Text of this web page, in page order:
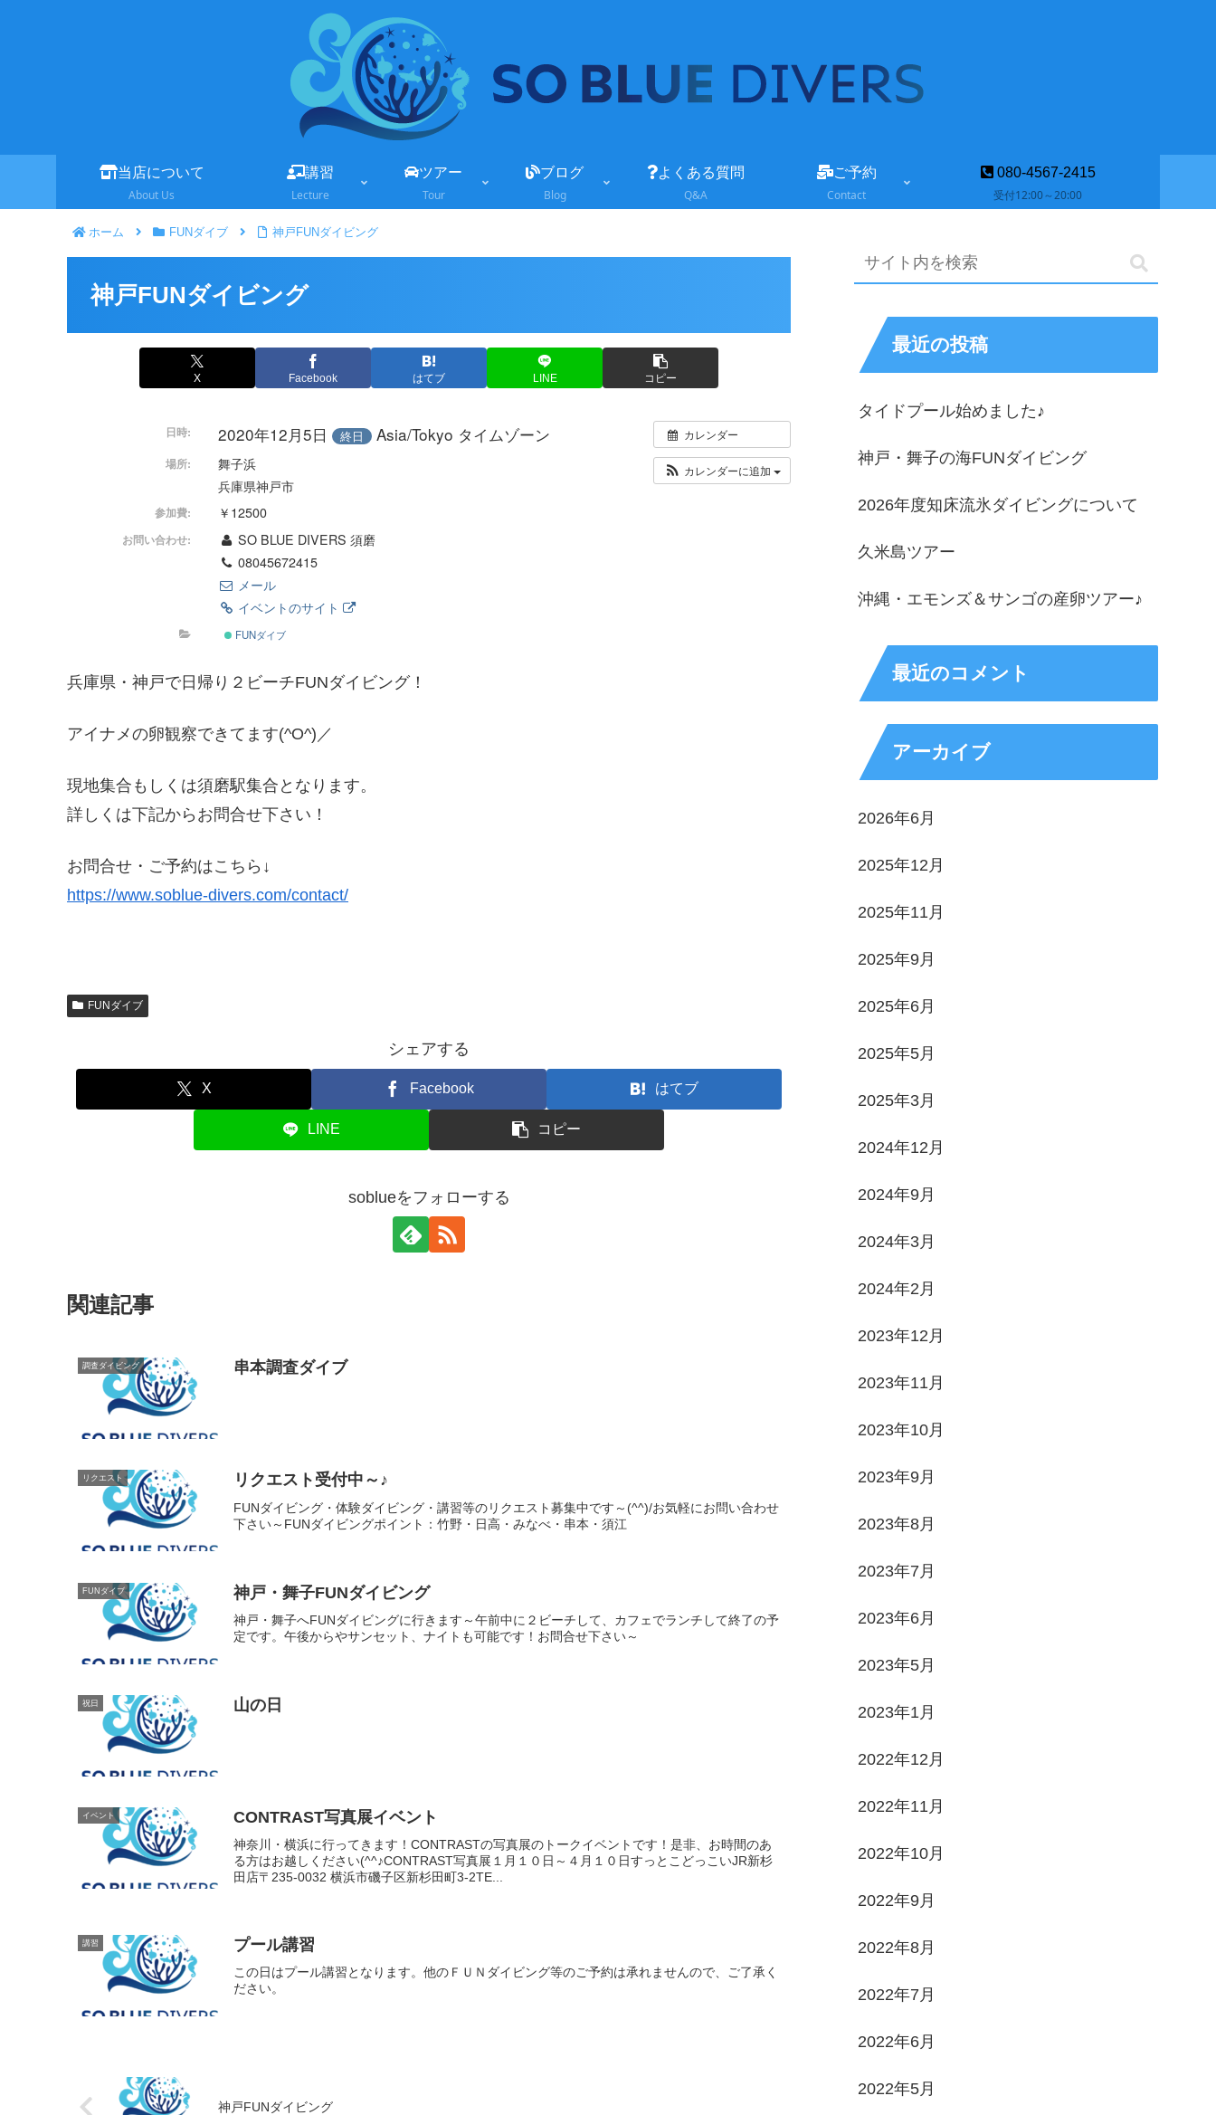
当店について
About Us
講習
Lecture
ツアー
Tour
ブログ
Blog
よくある質問
Q&A
ご予約
Contact
080-4567-2415
受付12:00～20:00
ホーム FUNダイブ 神戸FUNダイビング
神戸FUNダイビング
X Facebook はてブ LINE コピー
カレンダー
カレンダーに追加
日時: 2020年12月5日 終日 Asia/Tokyo タイムゾーン
場所:
舞子浜
兵庫県神戸市
参加費: ￥12500
お問い合わせ:
SO BLUE DIVERS 須磨
08045672415
メール
イベントのサイト
FUNダイブ
兵庫県・神戸で日帰り２ビーチFUNダイビング！
アイナメの卵観察できてます(^O^)／
現地集合もしくは須磨駅集合となります。
詳しくは下記からお問合せ下さい！
お問合せ・ご予約はこちら↓
https://www.soblue-divers.com/contact/
FUNダイブ
シェアする
X Facebook はてブ
LINE コピー
soblueをフォローする
関連記事
調査ダイビング 串本調査ダイブ
リクエスト リクエスト受付中～♪
FUNダイビング・体験ダイビング・講習等のリクエスト募集中です～(^^)/お気軽にお問い合わせ
下さい～FUNダイビングポイント：竹野・日高・みなべ・串本・須江
FUNダイブ 神戸・舞子FUNダイビング
神戸・舞子へFUNダイビングに行きます～午前中に２ビーチして、カフェでランチして終了の予
定です。午後からやサンセット、ナイトも可能です！お問合せ下さい～
祝日 山の日
イベント CONTRAST写真展イベント
神奈川・横浜に行ってきます！CONTRASTの写真展のトークイベントです！是非、お時間のあ
る方はお越しください(^^♪CONTRAST写真展１月１０日～４月１０日すっとこどっこいJR新杉
田店〒235-0032 横浜市磯子区新杉田町3-2TE...
講習 プール講習
この日はプール講習となります。他のＦＵＮダイビング等のご予約は承れませんので、ご了承く
ださい。
神戸FUNダイビング
最近の投稿
タイドプール始めました♪
神戸・舞子の海FUNダイビング
2026年度知床流氷ダイビングについて
久米島ツアー
沖縄・エモンズ＆サンゴの産卵ツアー♪
最近のコメント
アーカイブ
2026年6月
2025年12月
2025年11月
2025年9月
2025年6月
2025年5月
2025年3月
2024年12月
2024年9月
2024年3月
2024年2月
2023年12月
2023年11月
2023年10月
2023年9月
2023年8月
2023年7月
2023年6月
2023年5月
2023年1月
2022年12月
2022年11月
2022年10月
2022年9月
2022年8月
2022年7月
2022年6月
2022年5月